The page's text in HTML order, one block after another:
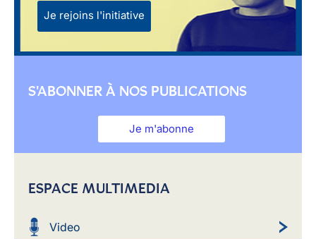
Je rejoins l'initiative
S'ABONNER À NOS PUBLICATIONS
Je m'abonne
ESPACE MULTIMEDIA
Video